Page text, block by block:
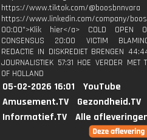
https://www.tiktok.com/@boosbnnvara
https://www.linkedin.com/company/
00:00">Klik hier</a> COLD OPEN
CONSENSUS 20:00 VICTIM
REDACTIE IN DISKREDIET BRENGEN
JOURNALISTIEK 57:31 HOE VERDER MET
OF HOLLAND
05-02-2026 16:01
YouTube
Amusement.TV
Gezondheid.TV
Informatief.TV
Alle